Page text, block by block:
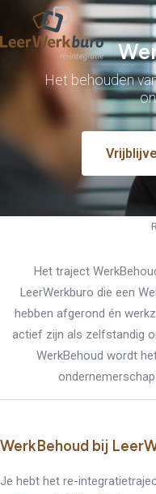
Het behouden
Het traject
LeerWerkburo die een
hebben afgerond én
actief zijn als zelfstandig
WerkBehoud wordt
WerkBehoud bij
Je hebt het re-